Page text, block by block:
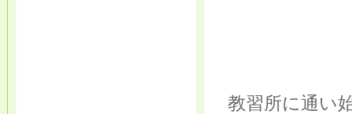
教習所に通い